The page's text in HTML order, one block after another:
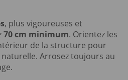
, plus vigoureuses et
70 cm minimum. Orientez les
de la structure pour
Arrosez toujours au